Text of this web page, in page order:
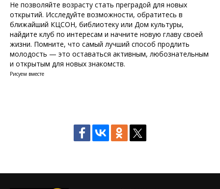
Не позволяйте возрасту стать преградой для новых
открытий. Исследуйте возможности, обратитесь в
ближайший КЦСОН, библиотеку или Дом культуры,
найдите клуб по интересам и начните новую главу своей
жизни. Помните, что самый лучший способ продлить
молодость — это оставаться активным, любознательным
и открытым для новых знакомств.
Рисуем вместе